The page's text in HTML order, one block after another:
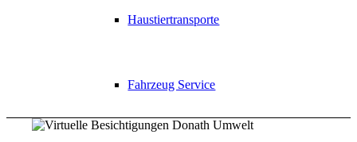
Haustiertransporte
Fahrzeug Service